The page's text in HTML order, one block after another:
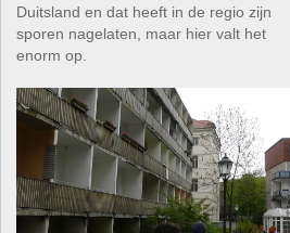
Duitsland en dat heeft in de regio zijn
sporen nagelaten, maar hier valt het
enorm op.